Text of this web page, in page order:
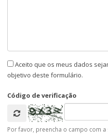
Aceito que os meus dados
objetivo deste formulário.
Código de verificação
Por favor, preencha o campo com